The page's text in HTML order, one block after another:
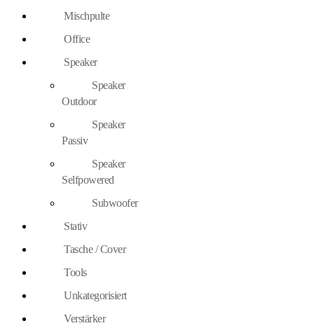
Mischpulte
Office
Speaker
Speaker
Outdoor
Speaker
Passiv
Speaker
Selfpowered
Subwoofer
Stativ
Tasche / Cover
Tools
Unkategorisiert
Verstärker